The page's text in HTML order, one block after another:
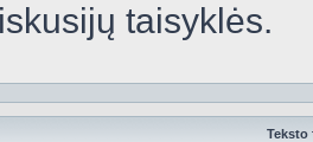
taisyklės.
Teksto